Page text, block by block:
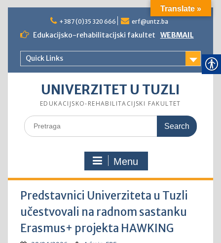
content
+387 (0)35 320 666 erf@untz.ba
Edukacijsko-rehabilitacijski fakultet WEBMAIL
Quick Links
UNIVERZITET U TUZLI
EDUKACIJSKO-REHABILITACIJSKI FAKULTET
Search
for:
Menu
Predstavnici Univerziteta u Tuzli
učestvovali na radnom sastanku
Erasmus+ projekta HAWKING
Translate »